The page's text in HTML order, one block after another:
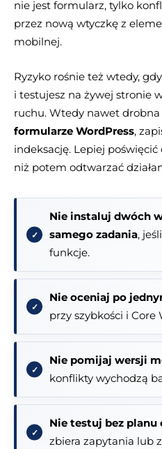
nie jest formularz, tylko
przez nową wtyczkę z
mobilnej.
Ryzyko rośnie też wtedy,
i testujesz na żywej stronie
ruchu. Wtedy nawet
formularze WordPress,
indeksację. Lepiej
niż potem odtwarzać
Nie instaluj dwóch
samego zadania,
funkcje.
Nie oceniaj po
przy szybkości i Core
Nie pomijaj wersji
konflikty wychodzą
Nie testuj bez planu
zbiera zapytania lub